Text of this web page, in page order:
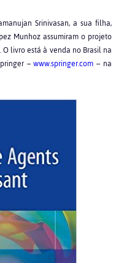
Srinivasan, a sua filha,
Munhoz assumiram o projeto
livro está à venda no Brasil na
–www.springer.com– na